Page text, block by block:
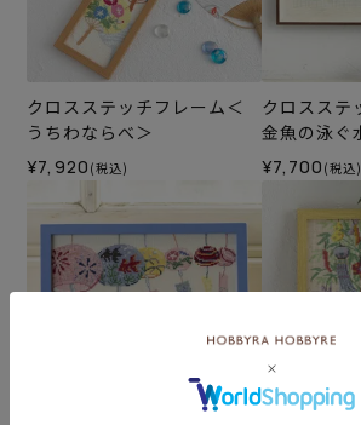
クロスステッチフレーム＜
うちわならべ＞
¥7,920 (税込)
クロスステ
金魚の泳ぐ
¥7,700 (税込)